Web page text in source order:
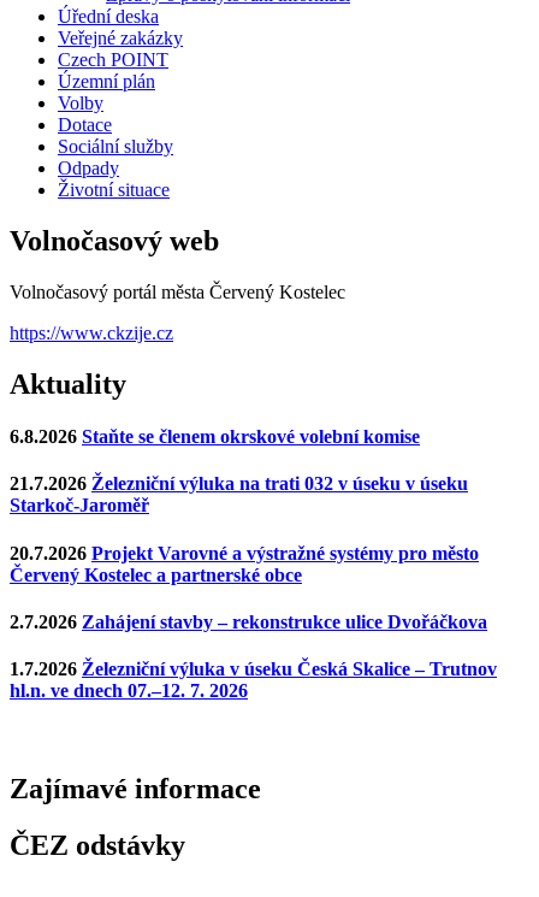
Úřední deska
Veřejné zakázky
Czech POINT
Územní plán
Volby
Dotace
Sociální služby
Odpady
Životní situace
Volnočasový web
Volnočasový portál města Červený Kostelec
https://www.ckzije.cz
Aktuality
6.8.2026 Staňte se členem okrskové volební komise
21.7.2026 Železniční výluka na trati 032 v úseku v úseku
Starkoč-Jaroměř
20.7.2026 Projekt Varovné a výstražné systémy pro město
Červený Kostelec a partnerské obce
2.7.2026 Zahájení stavby – rekonstrukce ulice Dvořáčkova
1.7.2026 Železniční výluka v úseku Česká Skalice – Trutnov
hl.n. ve dnech 07.–12. 7. 2026
Zajímavé informace
ČEZ odstávky